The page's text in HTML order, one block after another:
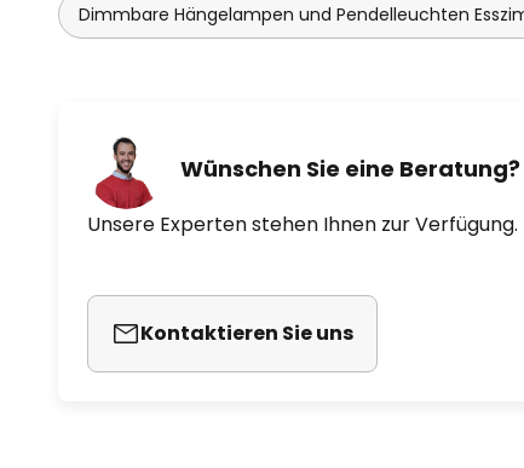
Dimmbare Hängelampen und Pendelleuchten
Wünschen Sie eine Beratung?
Unsere Experten stehen Ihnen zur Verfügung.
Kontaktieren Sie uns